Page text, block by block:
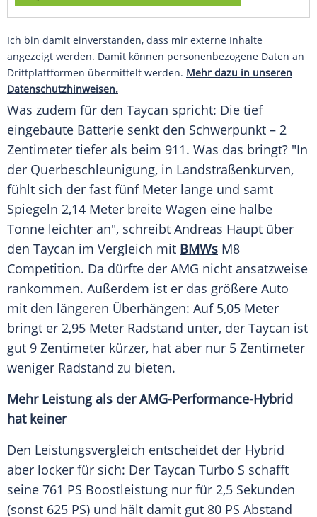
Ich bin damit einverstanden, dass mir externe Inhalte
angezeigt werden. Damit können personenbezogene Daten an
Drittplattformen übermittelt werden. Mehr dazu in unseren
Datenschutzhinweisen.
Was zudem für den Taycan spricht: Die tief
eingebaute Batterie senkt den Schwerpunkt – 2
Zentimeter tiefer als beim 911. Was das bringt? "In
der Querbeschleunigung, in Landstraßenkurven,
fühlt sich der fast fünf Meter lange und samt
Spiegeln 2,14 Meter breite Wagen eine halbe
Tonne leichter an", schreibt Andreas Haupt über
den Taycan im Vergleich mit BMWs M8
Competition. Da dürfte der AMG nicht ansatzweise
rankommen. Außerdem ist er das größere Auto
mit den längeren Überhängen: Auf 5,05 Meter
bringt er 2,95 Meter Radstand unter, der Taycan ist
gut 9 Zentimeter kürzer, hat aber nur 5 Zentimeter
weniger Radstand zu bieten.
Mehr Leistung als der AMG-Performance-Hybrid
hat keiner
Den Leistungsvergleich entscheidet der Hybrid
aber locker für sich: Der Taycan Turbo S schafft
seine 761 PS Boostleistung nur für 2,5 Sekunden
(sonst 625 PS) und hält damit gut 80 PS Abstand